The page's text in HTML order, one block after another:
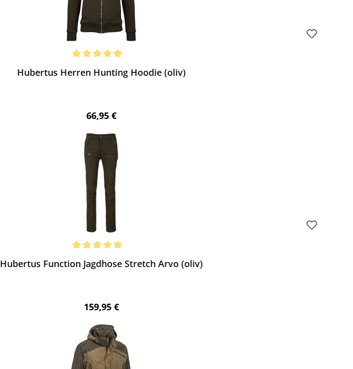
Hubertus Herren Hunting Hoodie (oliv)
Regulärer Preis:
66,95 €
Hubertus Function Jagdhose Stretch Arvo (oliv)
Regulärer Preis:
159,95 €